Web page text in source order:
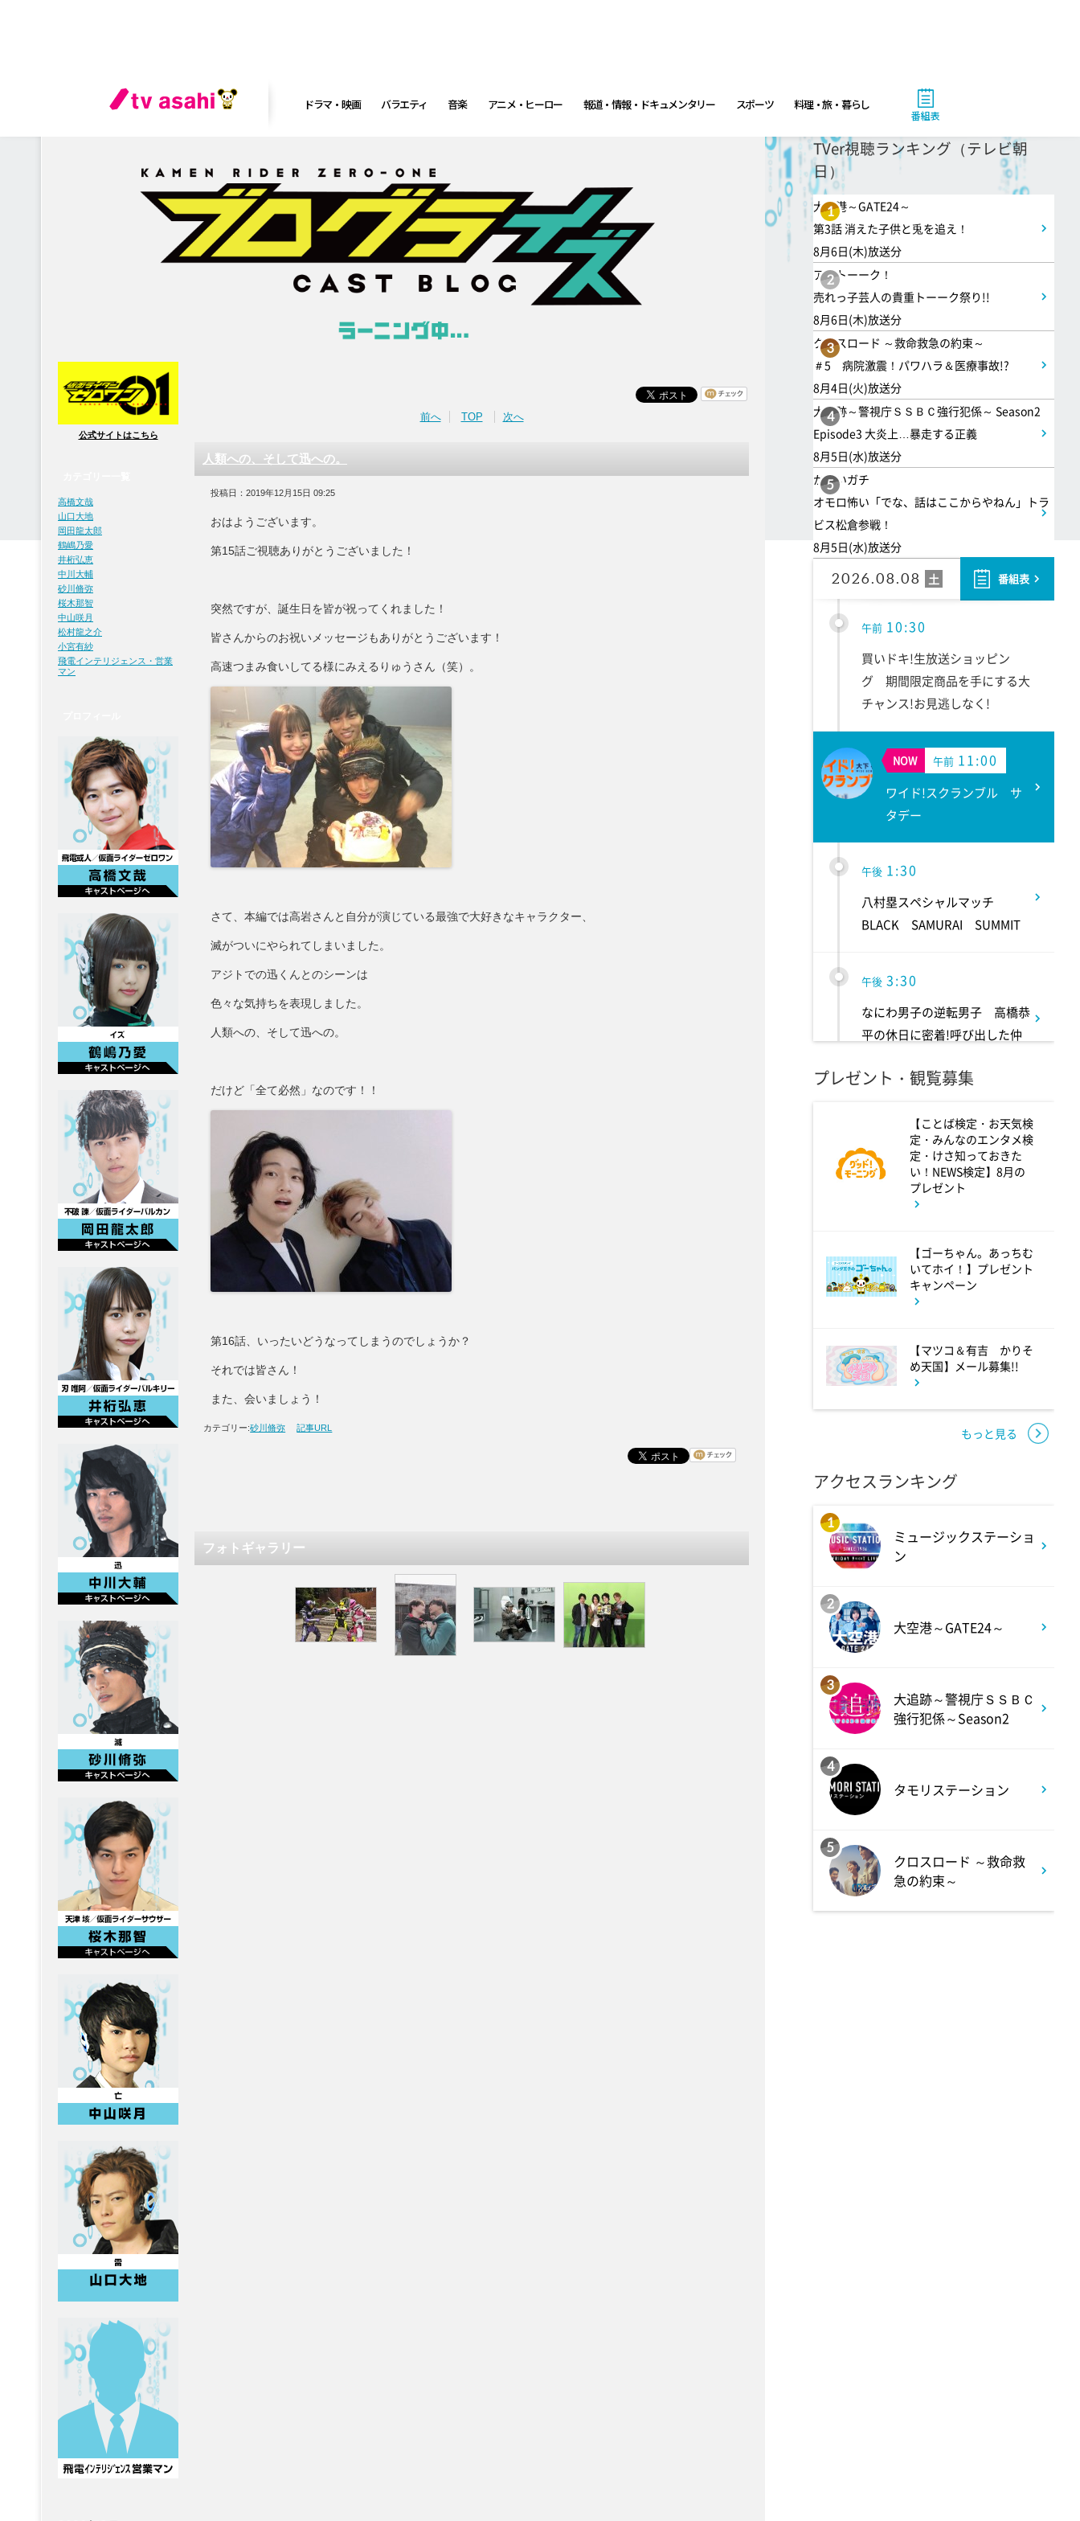
ドラマ・映画 バラエティ 音楽 アニメ・ヒーロー 報道・情報・ドキュメンタリー スポーツ 料理・旅・暮らし
番組表
公式サイトはこちら
高橋文哉
山口大地
岡田龍太郎
鶴嶋乃愛
井桁弘恵
中川大輔
砂川脩弥
桜木那智
中山咲月
松村龍之介
小宮有紗
飛電インテリジェンス・営業
マン
前へ TOP 次へ
人類への、そして迅への。
投稿日：2019年12月15日 09:25
おはようございます。
第15話ご視聴ありがとうございました！
突然ですが、誕生日を皆が祝ってくれました！
皆さんからのお祝いメッセージもありがとうございます！
高速つまみ食いしてる様にみえるりゅうさん（笑）。
さて、本編では高岩さんと自分が演じている最強で大好きなキャラクター、
滅がついにやられてしまいました。
アジトでの迅くんとのシーンは
色々な気持ちを表現しました。
人類への、そして迅への。
だけど「全て必然」なのです！！
第16話、いったいどうなってしまうのでしょうか？
それでは皆さん！
また、会いましょう！
カテゴリー:砂川脩弥 記事URL
フォトギャラリー
TVer視聴ランキング（テレビ朝
日）
1
大空港～GATE24～
第3話 消えた子供と兎を追え！
8月6日(木)放送分
2
アメトーーク！
売れっ子芸人の貴重トーーク祭り!!
8月6日(木)放送分
3
クロスロード ～救命救急の約束～
＃5 病院激震！パワハラ＆医療事故!?
8月4日(火)放送分
4
大追跡～警視庁ＳＳＢＣ強行犯係～ Season2
Episode3 大炎上…暴走する正義
8月5日(水)放送分
5
かまいガチ
オモロ怖い「でな、話はここからやねん」トラ
ビス松倉参戦！
8月5日(水)放送分
2026.08.08 土 番組表
グッド!モーニング
8:00
朝だ!生です旅サラダ 坂本昌
旅&世界遺産特集!
午前 9:30
1泊家族 傑作選 100年前に
タイプスリップ!?昭和大正の暮
らしをする衝撃家族
午前 9:55
しあわせのたね。
午前 10:00
題名のない音楽会「背筋も凍
る!恐怖を感じる音楽会」
午前 10:30
買いドキ!生放送ショッピン
グ 期間限定商品を手にする大
チャンス!お見逃しなく!
NOW 午前 11:00
ワイド!スクランブル サ
タデー
午後 1:30
八村塁スペシャルマッチ
BLACK SAMURAI SUMMIT
午後 3:30
なにわ男子の逆転男子 高橋恭
平の休日に密着!呼び出した仲
バチバチSTAR
4:30
ボート伝説だゾ】
5:00
ドラえもん 【ウラメシズキ
ン】ほか
人生の楽園 夏の1時間!ふるさ
と大好きスペシャル
よる 6:56
サンド&芦田愛菜の博士ちゃ
三択バトルSP
池上彰のニュースそうだったの
か!! 池上流映像ショーSP
よる 8:54
タモリステーション 日本人と
石油 最前線 そもそも石油と
プレゼント・観覧募集
【ことば検定・お天気検
定・みんなのエンタメ検
定・けさ知っておきた
い！NEWS検定】8月の
プレゼント
【ゴーちゃん。あっちむ
いてホイ！】プレゼント
キャンペーン
【マツコ＆有吉 かりそ
め天国】メール募集!!
もっと見る
アクセスランキング
1
ミュージックステーショ
ン
2
大空港～GATE24～
3
大追跡～警視庁ＳＳＢＣ
強行犯係～Season2
4
タモリステーション
5
クロスロード ～救命救
急の約束～